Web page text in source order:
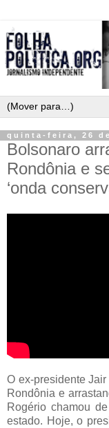
quinta-feira, 26
Bolsonaro
Rondônia e
‘onda
O ex-presidente
Rondônia e
Rogério chamou
estado. Hoje, o